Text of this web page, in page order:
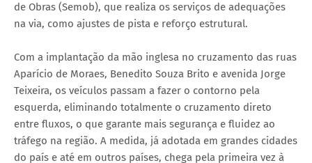
de Obras (Semob), que realiza os serviços de adequações
na via, como ajustes de pista e reforço estrutural.
Com a implantação da mão inglesa no cruzamento das ruas
Aparício de Moraes, Benedito Souza Brito e avenida Jorge
Teixeira, os veículos passam a fazer o contorno pela
esquerda, eliminando totalmente o cruzamento direto
entre fluxos, o que garante mais segurança e fluidez ao
tráfego na região. A medida, já adotada em grandes cidades
do país e até em outros países, chega pela primeira vez à